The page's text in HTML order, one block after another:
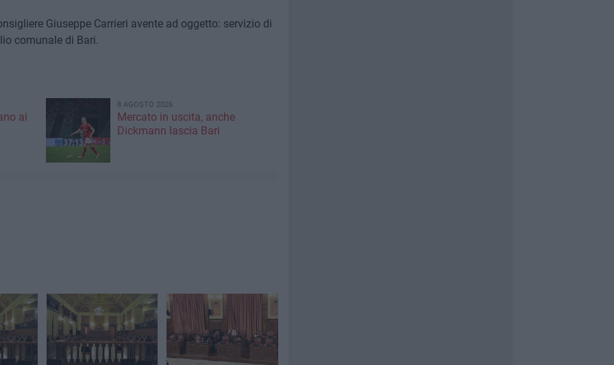
Giuseppe Carrieri avente ad oggetto: servizio di
comunale di Bari.
ai
8 AGOSTO 2026
Mercato in uscita, anche
Dickmann lascia Bari